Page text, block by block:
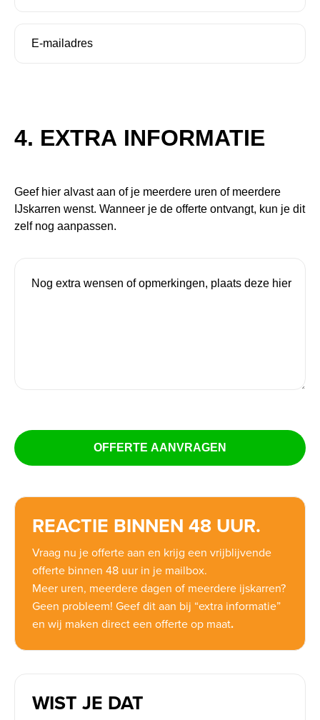
REACTIE BINNEN 48 UUR.
Vraag nu je offerte aan en krijg een vrijblijvende
offerte binnen 48 uur in je mailbox.
Meer uren, meerdere dagen of meerdere ijskarren?
Geen probleem! Geef dit aan bij “extra informatie”
en wij maken direct een offerte op maat.
WIST JE DAT